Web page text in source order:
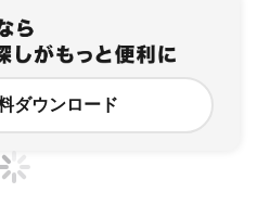
ダウンロード